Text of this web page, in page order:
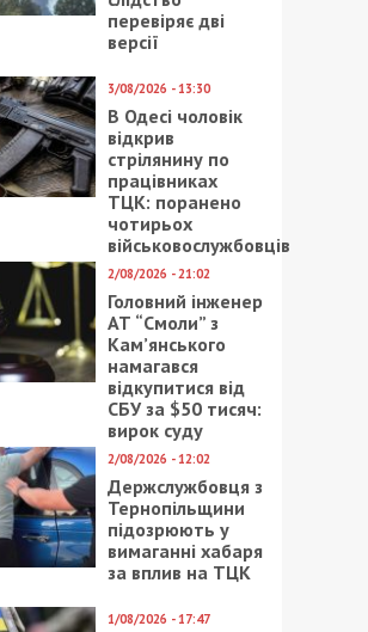
перевіряє дві
версії
3/08/2026 - 13:30
В Одесі чоловік
відкрив
стрілянину по
працівниках
ТЦК: поранено
чотирьох
військовослужбовців
2/08/2026 - 21:02
Головний інженер
АТ “Смоли” з
Кам’янського
намагався
відкупитися від
СБУ за $50 тисяч:
вирок суду
2/08/2026 - 12:02
Держслужбовця з
Тернопільщини
підозрюють у
вимаганні хабаря
за вплив на ТЦК
1/08/2026 - 17:47